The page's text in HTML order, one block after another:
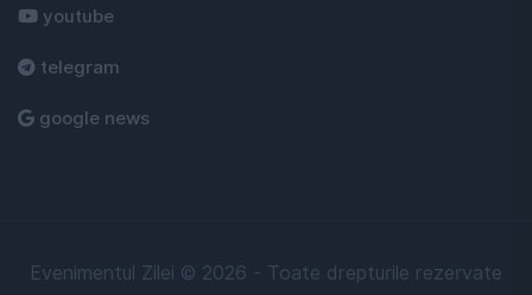
youtube
telegram
google news
Evenimentul Zilei © 2026 - Toate drepturile rezervate